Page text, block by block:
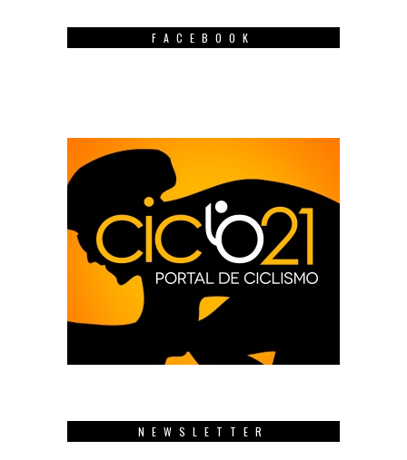
FACEBOOK
NEWSLETTER